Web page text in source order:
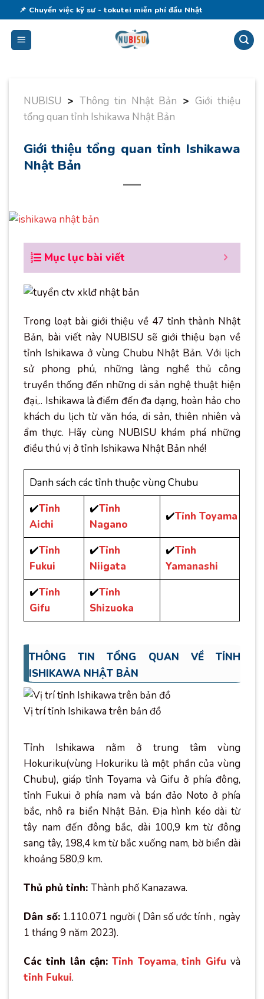
to
content
📌 Chuyển việc kỹ sư - tokutei miễn phí đầu Nhật
NUBISU > Thông tin Nhật Bản > Giới thiệu
tổng quan tỉnh Ishikawa Nhật Bản
Giới thiệu tổng quan tỉnh Ishikawa
Nhật Bản
Mục lục bài viết
Trong loạt bài giới thiệu về 47 tỉnh thành Nhật
Bản, bài viết này NUBISU sẽ giới thiệu bạn về
tỉnh Ishikawa ở vùng Chubu Nhật Bản. Với lịch
sử phong phú, những làng nghề thủ công
truyền thống đến những di sản nghệ thuật hiện
đại,.. Ishikawa là điểm đến đa dạng, hoàn hảo cho
khách du lịch từ văn hóa, di sản, thiên nhiên và
ẩm thực. Hãy cùng NUBISU khám phá những
điều thú vị ở tỉnh Ishikawa Nhật Bản nhé!
Danh sách các tỉnh thuộc vùng Chubu
✔️Tỉnh
Aichi
✔️Tỉnh
Nagano
✔️Tỉnh Toyama
✔️Tỉnh
Fukui
✔️Tỉnh
Niigata
✔️Tỉnh
Yamanashi
✔️Tỉnh
Gifu
✔️Tỉnh
Shizuoka
THÔNG TIN TỔNG QUAN VỀ TỈNH
ISHIKAWA NHẬT BẢN
Vị trí tỉnh Ishikawa trên bản đồ
Tỉnh Ishikawa nằm ở trung tâm vùng
Hokuriku(vùng Hokuriku là một phần của vùng
Chubu), giáp tỉnh Toyama và Gifu ở phía đông,
tỉnh Fukui ở phía nam và bán đảo Noto ở phía
bắc, nhô ra biển Nhật Bản. Địa hình kéo dài từ
tây nam đến đông bắc, dài 100,9 km từ đông
sang tây, 198,4 km từ bắc xuống nam, bờ biển dài
khoảng 580,9 km.
Thủ phủ tỉnh:Thành phố Kanazawa.
Dân số:1.110.071 người ( Dân số ước tính , ngày
1 tháng 9 năm 2023).
Các tỉnh lân cận: Tỉnh Toyama,tỉnh Gifu và
tỉnh Fukui.